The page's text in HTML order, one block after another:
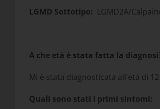
LGMD Sottotipo: LGMD2A/
A che età è stata fatta la
Mi è stata diagnosticata all'età di
Quali sono stati i primi sintomi: